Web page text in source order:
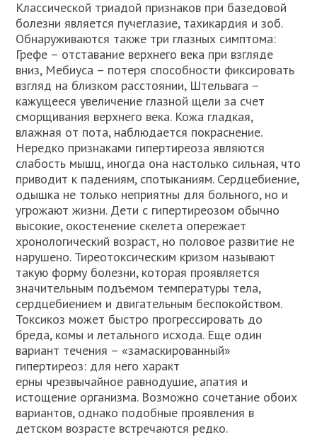
Классической триадой признаков при базедовой
болезни является пучеглазие, тахикардия и зоб.
Обнаруживаются также три глазных симптома:
Грефе – отставание верхнего века при взгляде
вниз, Мебиуса – потеря способности фиксировать
взгляд на близком расстоянии, Штельвага –
кажущееся увеличение глазной щели за счет
сморщивания верхнего века. Кожа гладкая,
влажная от пота, наблюдается покраснение.
Нередко признаками гипертиреоза являются
слабость мышц, иногда она настолько сильная, что
приводит к падениям, спотыканиям. Сердцебиение,
одышка не только неприятны для больного, но и
угрожают жизни. Дети с гипертиреозом обычно
высокие, окостенение скелета опережает
хронологический возраст, но половое развитие не
нарушено. Тиреотоксическим кризом называют
такую форму болезни, которая проявляется
значительным подъемом температуры тела,
сердцебиением и двигательным беспокойством.
Токсикоз может быстро прогрессировать до
бреда, комы и летального исхода. Еще один
вариант течения – «замаскированный»
гипертиреоз: для него характ
ерны чрезвычайное равнодушие, апатия и
истощение организма. Возможно сочетание обоих
вариантов, однако подобные проявления в
детском возрасте встречаются редко.